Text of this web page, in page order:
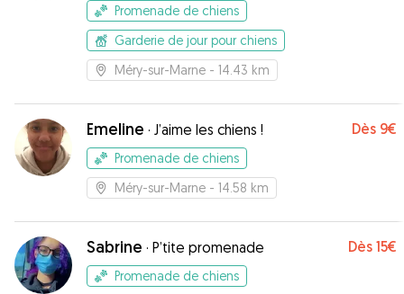
Promenade de chiens
Garderie de jour pour chiens
Méry-sur-Marne - 14.43 km
Emeline · J’aime les chiens ! Dès 9€
Promenade de chiens
Méry-sur-Marne - 14.58 km
Sabrine · P’tite promenade Dès 15€
Promenade de chiens